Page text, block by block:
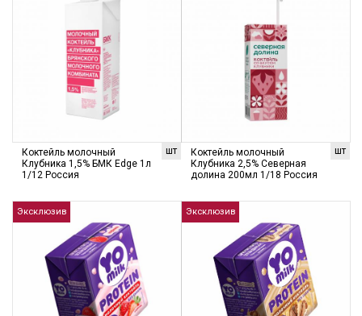
шт
Коктейль молочный
Клубника 1,5% БМК Edge 1л
1/12 Россия
шт
Коктейль молочный
Клубника 2,5% Северная
долина 200мл 1/18 Россия
Эксклюзив Эксклюзив